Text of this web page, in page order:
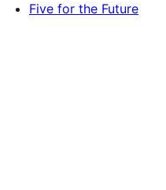
Five for the Future